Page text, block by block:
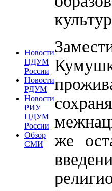
Новости
ЦДУМ
России
Новости
РДУМ
Новости
РИУ
ЦДУМ
России
Обзор
СМИ
же